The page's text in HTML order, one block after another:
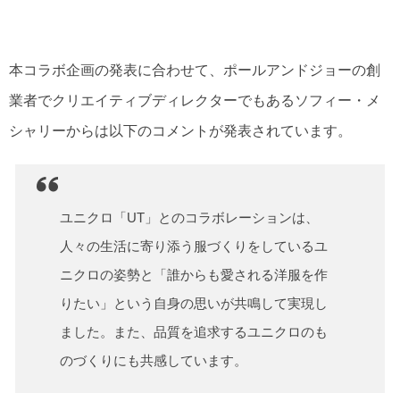
本コラボ企画の発表に合わせて、ポールアンドジョーの創
業者でクリエイティブディレクターでもあるソフィー・メ
シャリーからは以下のコメントが発表されています。
ユニクロ「UT」とのコラボレーションは、
人々の生活に寄り添う服づくりをしているユ
ニクロの姿勢と「誰からも愛される洋服を作
りたい」という自身の思いが共鳴して実現し
ました。また、品質を追求するユニクロのも
のづくりにも共感しています。